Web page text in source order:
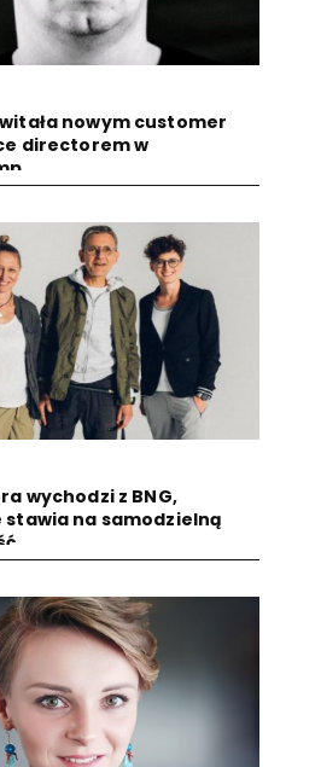
nowym customer
directorem w
wychodzi z BNG,
stawia na samodzielną